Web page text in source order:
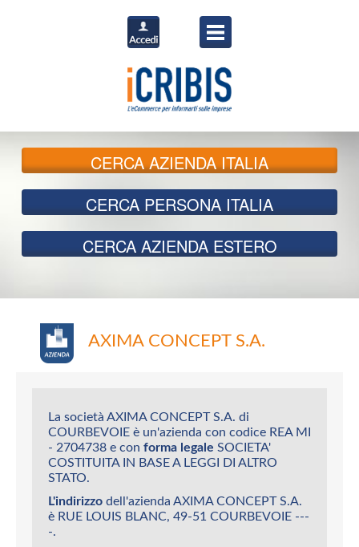
CERCAAZIENDA ITALIA
CERCA PERSONA ITALIA
CERCA AZIENDA ESTERO
AXIMA CONCEPT S.A.
La società AXIMA CONCEPT S.A. di
COURBEVOIE è un'azienda con codice REA MI
- 2704738 e con forma legale SOCIETA'
COSTITUITA IN BASE A LEGGI DI ALTRO
STATO.
L'indirizzo dell'azienda AXIMA CONCEPT S.A.
è RUE LOUIS BLANC, 49-51 COURBEVOIE ---
-.